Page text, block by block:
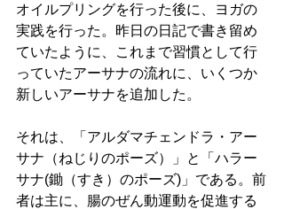
オイルプリングを行った後に、ヨガの
実践を行った。昨日の日記で書き留め
ていたように、これまで習慣として行
っていたアーサナの流れに、いくつか
新しいアーサナを追加した。
それは、「アルダマチェンドラ・アー
サナ（ねじりのポーズ）」と「ハラー
サナ(鋤（すき）のポーズ)」である。前
者は主に、腸のぜん動運動を促進する